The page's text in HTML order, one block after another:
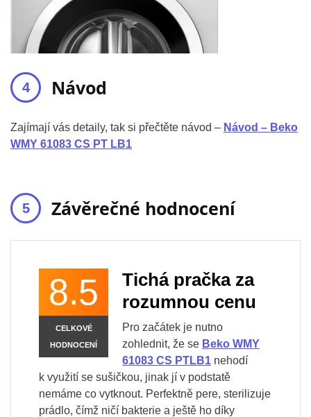
Návod
Zajímají vás detaily, tak si přečtěte návod – Návod – Beko
WMY 61083 CS PT LB1
Závěrečné hodnocení
8.5
CELKOVÉ
HODNOCENÍ
Tichá pračka za
rozumnou cenu
Pro začátek je nutno
zohlednit, že se Beko WMY
61083 CS PTLB1 nehodí
k využití se sušičkou, jinak jí v podstatě
nemáme co vytknout. Perfektně pere, sterilizuje
prádlo, čímž ničí bakterie a ještě ho díky